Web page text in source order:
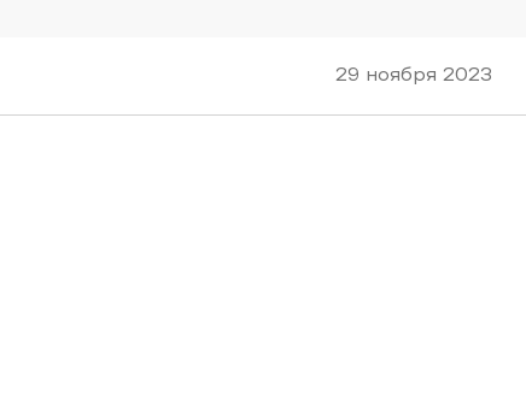
29 ноября 2023